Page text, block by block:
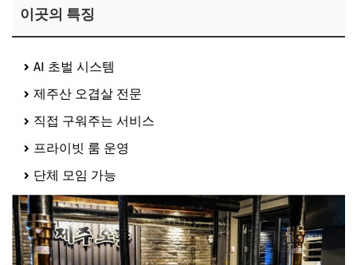
이곳의 특징
AI 초벌 시스템
제주산 오겹살 전문
직접 구워주는 서비스
프라이빗 룸 운영
단체 모임 가능